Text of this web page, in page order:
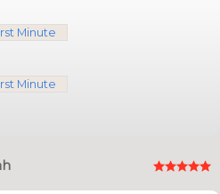
Minute
Minute